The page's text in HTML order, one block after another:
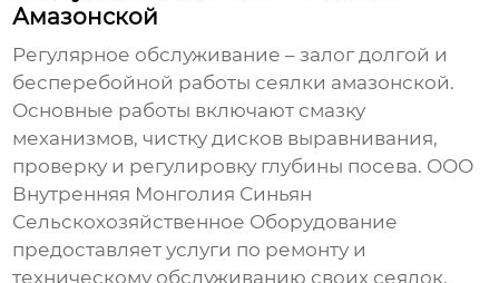
Амазонской
Регулярное обслуживание – залог долгой и
бесперебойной работы сеялки амазонской.
Основные работы включают смазку
механизмов, чистку дисков выравнивания,
проверку и регулировку глубины посева. ООО
Внутренняя Монголия Синьян
Сельскохозяйственное Оборудование
предоставляет услуги по ремонту и
техническому обслуживанию своих сеялок.